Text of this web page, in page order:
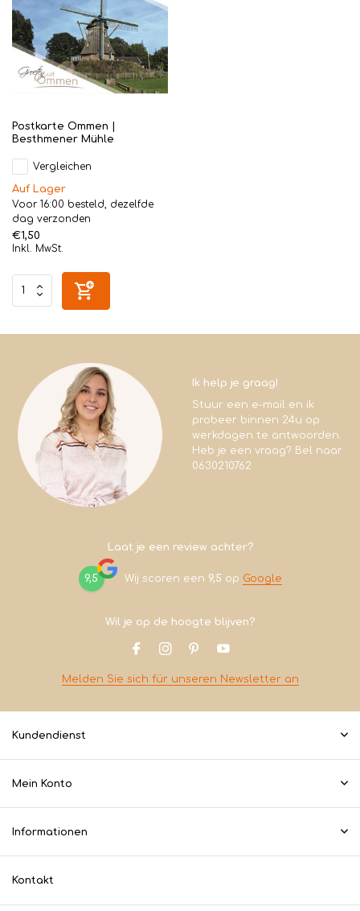
Postkarte Ommen |
Besthmener Mühle
Vergleichen
Auf Lager
Voor 16:00 besteld, dezelfde
dag verzonden
€1,50
Inkl. MwSt.
Ik help je graag!
Stuur een e-mail en ik
probeer binnen 24u op
werkdagen te antwoorden.
Heb je een vraag? Bel naar
0630210762
Laat je een review achter?
9,5 Wij scoren een 9,5 op Google
Wil je op de hoogte blijven?
Melden Sie sich für unseren Newsletter an
Kundendienst
Mein Konto
Informationen
Kontakt